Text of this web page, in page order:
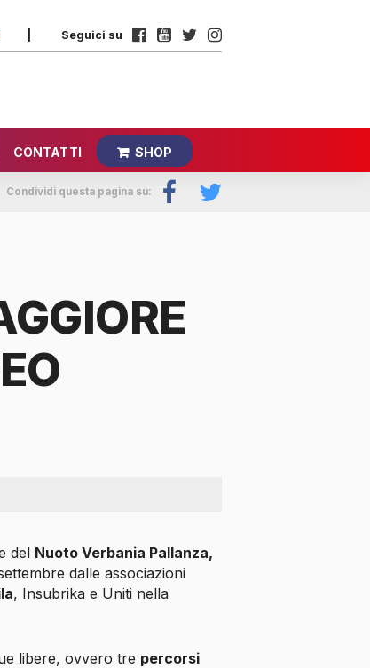
Seguici su
CONTATTI SHOP
Condividi questa pagina su:
del Nuoto Verbania Pallanza,
dalle associazioni
, Insubrika e Uniti nella
libere, ovvero tre percorsi